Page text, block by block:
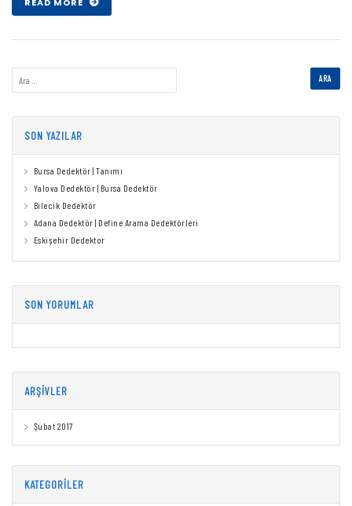
SON YAZILAR
Bursa Dedektör | Tanımı
Yalova Dedektör | Bursa Dedektör
Bilecik Dedektör
Adana Dedektör | Define Arama Dedektörleri
Eskişehir Dedektor
SON YORUMLAR
ARŞIVLER
Şubat 2017
KATEGORILER